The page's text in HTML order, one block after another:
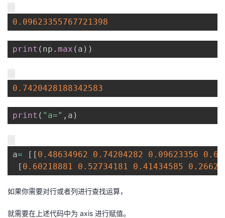
0.09623355767721398
print ( np . max ( a ) )
0.7420428188342583
print ( "a=" , a )
a= [ [ 0.48634962 0.74204282 0.09623356
[ 0.60218881 0.52734181 0.41434585
如果你需要对行或者列进行查找运算，
就需要在上述代码中为 axis 进行赋值。